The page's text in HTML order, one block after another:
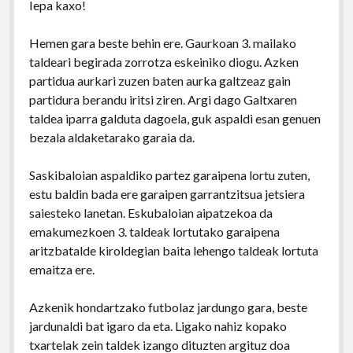
Iepa kaxo!
Hemen gara beste behin ere. Gaurkoan 3. mailako
taldeari begirada zorrotza eskeiniko diogu. Azken
partidua aurkari zuzen baten aurka galtzeaz gain
partidura berandu iritsi ziren. Argi dago Galtxaren
taldea iparra galduta dagoela, guk aspaldi esan genuen
bezala aldaketarako garaia da.
Saskibaloian aspaldiko partez garaipena lortu zuten,
estu baldin bada ere garaipen garrantzitsua jetsiera
saiesteko lanetan. Eskubaloian aipatzekoa da
emakumezkoen 3. taldeak lortutako garaipena
aritzbatalde kiroldegian baita lehengo taldeak lortuta
emaitza ere.
Azkenik hondartzako futbolaz jardungo gara, beste
jardunaldi bat igaro da eta. Ligako nahiz kopako
txartelak zein taldek izango dituzten argituz doa